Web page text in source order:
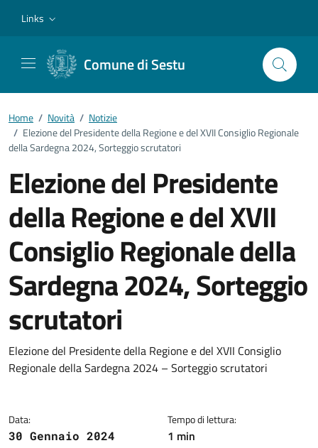
Links
Comune di Sestu
Home / Novità / Notizie
/ Elezione del Presidente della Regione e del XVII Consiglio Regionale
della Sardegna 2024, Sorteggio scrutatori
Elezione del Presidente
della Regione e del XVII
Consiglio Regionale della
Sardegna 2024, Sorteggio
scrutatori
Dettagli della notizia
Elezione del Presidente della Regione e del XVII Consiglio
Regionale della Sardegna 2024 – Sorteggio scrutatori
Data:
30 Gennaio 2024
Tempo di lettura:
1 min